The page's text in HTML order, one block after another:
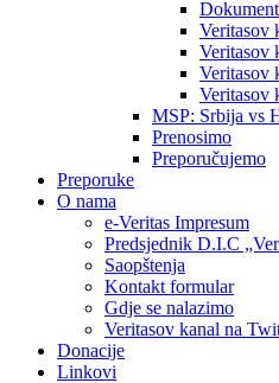
Veritasov
Veritasov
Veritasov
Veritasov
MSP: Srbija vs
Prenosimo
Preporučujemo
Preporuke
O nama
e-Veritas Impresum
Predsjednik D.I.C
Saopštenja
Kontakt formular
Gdje se nalazimo
Veritasov kanal na
Donacije
Linkovi